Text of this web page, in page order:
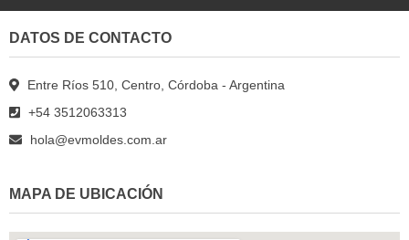
DATOS DE CONTACTO
Entre Ríos 510, Centro, Córdoba - Argentina
+54 3512063313
hola@evmoldes.com.ar
MAPA DE UBICACIÓN